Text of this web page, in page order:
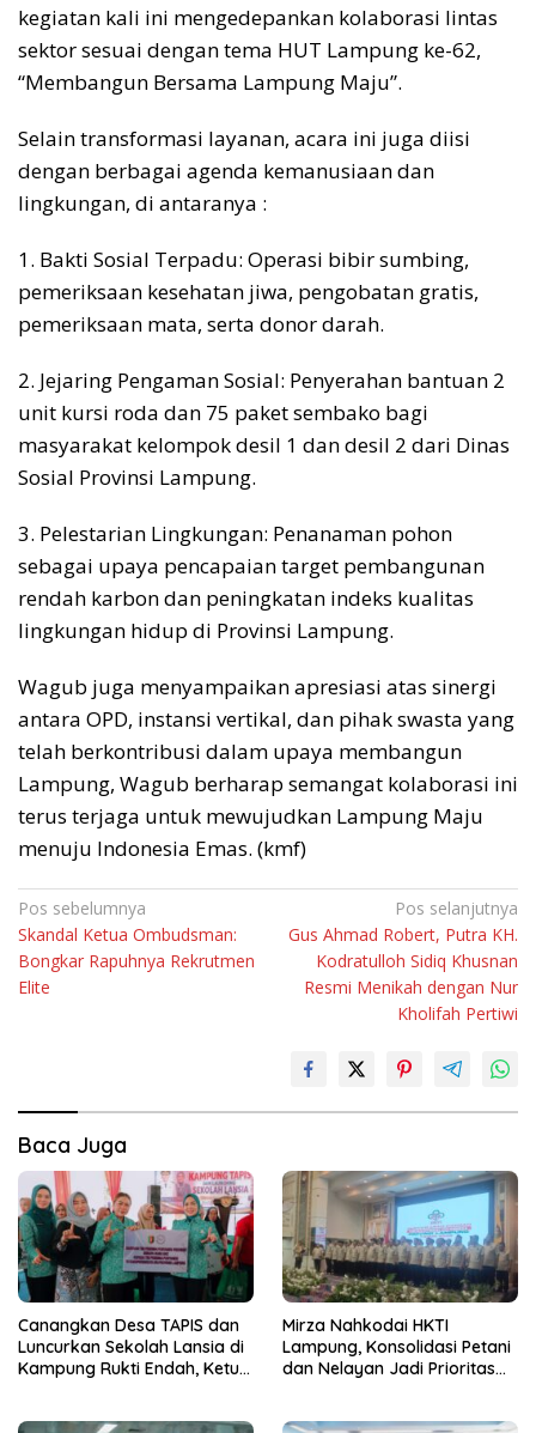
kegiatan kali ini mengedepankan kolaborasi lintas
sektor sesuai dengan tema HUT Lampung ke-62,
“Membangun Bersama Lampung Maju”.
Selain transformasi layanan, acara ini juga diisi
dengan berbagai agenda kemanusiaan dan
lingkungan, di antaranya :
1. Bakti Sosial Terpadu: Operasi bibir sumbing,
pemeriksaan kesehatan jiwa, pengobatan gratis,
pemeriksaan mata, serta donor darah.
2. Jejaring Pengaman Sosial: Penyerahan bantuan 2
unit kursi roda dan 75 paket sembako bagi
masyarakat kelompok desil 1 dan desil 2 dari Dinas
Sosial Provinsi Lampung.
3. Pelestarian Lingkungan: Penanaman pohon
sebagai upaya pencapaian target pembangunan
rendah karbon dan peningkatan indeks kualitas
lingkungan hidup di Provinsi Lampung.
Wagub juga menyampaikan apresiasi atas sinergi
antara OPD, instansi vertikal, dan pihak swasta yang
telah berkontribusi dalam upaya membangun
Lampung, Wagub berharap semangat kolaborasi ini
terus terjaga untuk mewujudkan Lampung Maju
menuju Indonesia Emas. (kmf)
Navigasi
pos
Pos sebelumnya
Skandal Ketua Ombudsman:
Bongkar Rapuhnya Rekrutmen
Elite
Pos selanjutnya
Gus Ahmad Robert, Putra KH.
Kodratulloh Sidiq Khusnan
Resmi Menikah dengan Nur
Kholifah Pertiwi
Baca Juga
Canangkan Desa TAPIS dan
Luncurkan Sekolah Lansia di
Kampung Rukti Endah, Ketua
Mirza Nahkodai HKTI
Lampung, Konsolidasi Petani
dan Nelayan Jadi Prioritas